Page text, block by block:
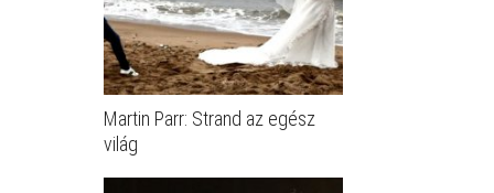
Martin Parr: Strand az egész
világ